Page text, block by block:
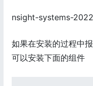
nsight-systems-
如果在安装的过程中
可以安装下面的组件